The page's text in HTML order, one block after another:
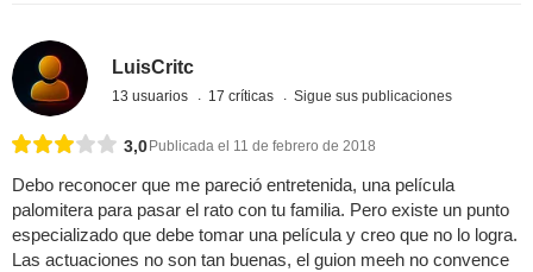
LuisCritc
13 usuarios 17 críticas Sigue sus publicaciones
3,0Publicada el 11 de febrero de 2018
Debo reconocer que me pareció entretenida, una película
palomitera para pasar el rato con tu familia. Pero existe un punto
especializado que debe tomar una película y creo que no lo logra.
Las actuaciones no son tan buenas, el guion meeh no convence